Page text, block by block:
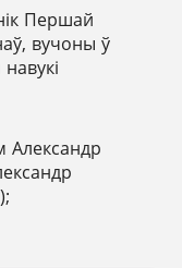
Першай
вучоны ў
Александр